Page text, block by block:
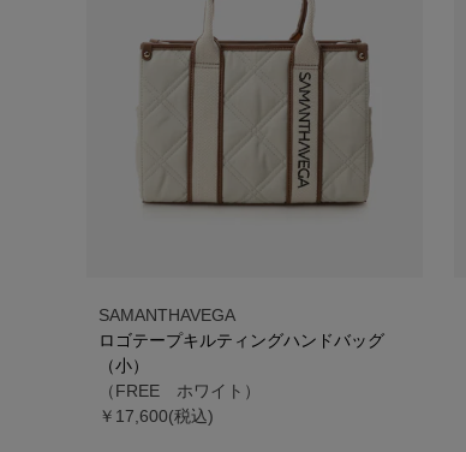
SAMANTHAVEGA
ロゴテープキルティングハンドバッグ
（小）
（FREE ホワイト）
￥17,600(税込)